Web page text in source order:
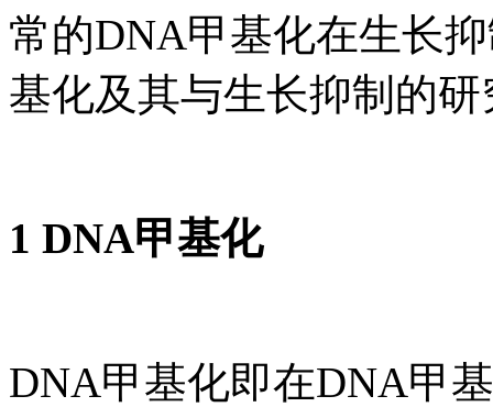
常的DNA甲基化在生长
基化及其与生长抑制的
1 DNA甲基化
DNA甲基化即在DNA甲